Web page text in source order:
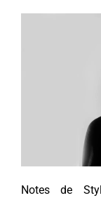
Notes de